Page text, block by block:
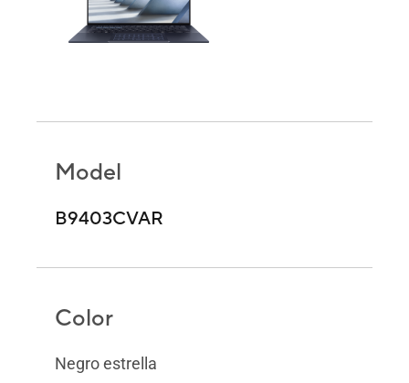
Model
B9403CVAR
Color
Negro estrella